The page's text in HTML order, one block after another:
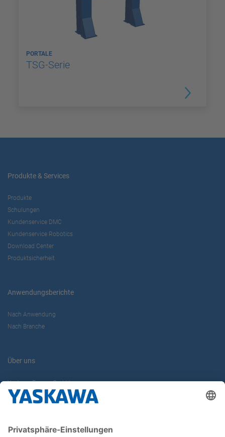
PORTALE
TSG-Serie
Produkte & Services
Produkte
Schulungen
Kundenservice DMC
Kundenservice Robotics
Download Center
Produktsicherheit
Anwendungsberichte
Nach Anwendung
Nach Branche
Über uns
Yaskawa Europe GmbH
Karriere
Newsletter